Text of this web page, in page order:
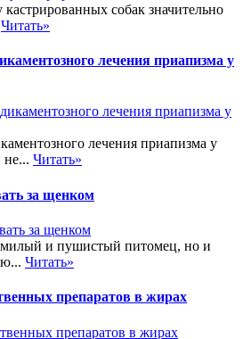
кастрированных собак значительно
Читать»
лечения приапизма у
лечения приапизма у
не... Читать»
за щенком
и пушистый питомец, но и
Читать»
препаратов в жирах